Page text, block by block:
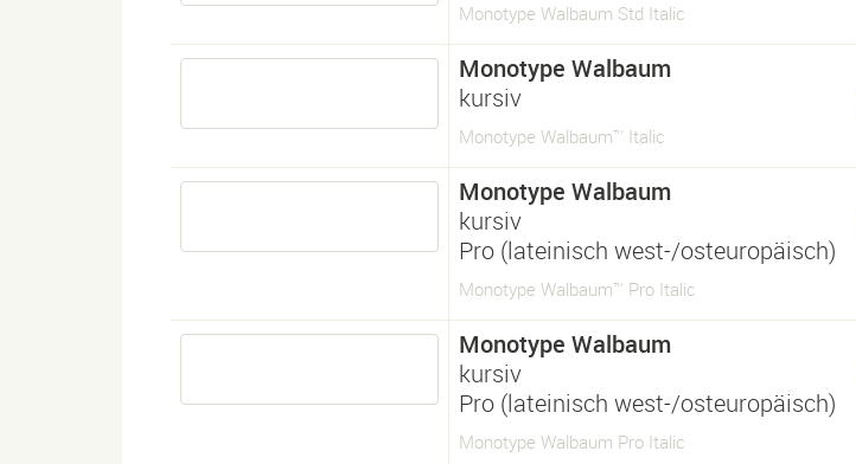
Monotype Walbaum Std Italic
Monotype Walbaum
kursiv
Monotype Walbaum™ Italic
Monotype Walbaum
kursiv
Pro (lateinisch west-/osteuropäisch)
Monotype Walbaum™ Pro Italic
Monotype Walbaum
kursiv
Pro (lateinisch west-/osteuropäisch)
Monotype Walbaum Pro Italic